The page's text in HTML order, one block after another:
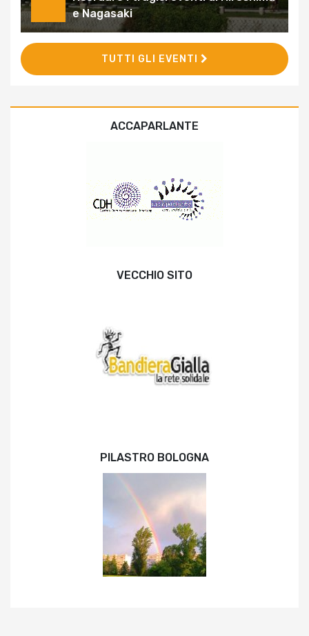
e Nagasaki
TUTTI GLI EVENTI
ACCAPARLANTE
VECCHIO SITO
PILASTRO BOLOGNA